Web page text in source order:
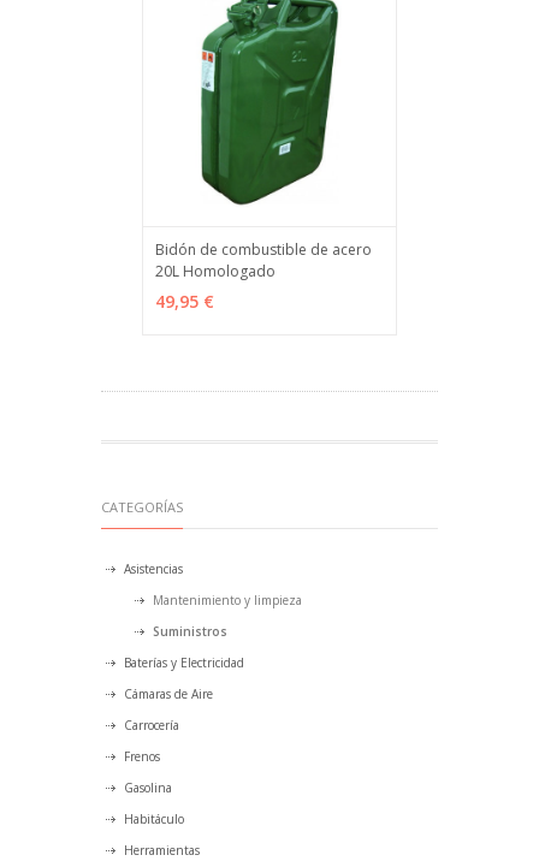
AÑADIR
Bidón de combustible de acero
20L Homologado
49,95 €
CATEGORÍAS
Asistencias
Mantenimiento y limpieza
Suministros
Baterías y Electricidad
Cámaras de Aire
Carrocería
Frenos
Gasolina
Habitáculo
Herramientas